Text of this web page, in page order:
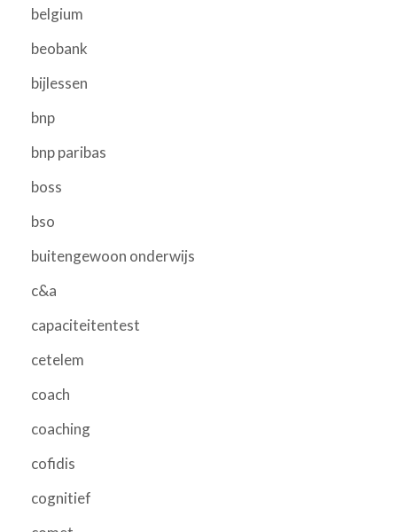
belgium
beobank
bijlessen
bnp
bnp paribas
boss
bso
buitengewoon onderwijs
c&a
capaciteitentest
cetelem
coach
coaching
cofidis
cognitief